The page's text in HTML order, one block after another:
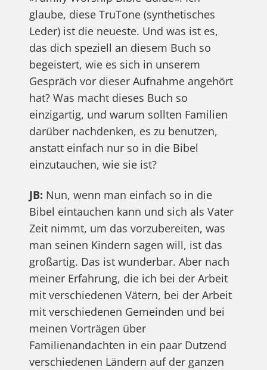
glaube, diese TruTone (synthetisches
Leder) ist die neueste. Und was ist es,
das dich speziell an diesem Buch so
begeistert, wie es sich in unserem
Gespräch vor dieser Aufnahme angehört
hat? Was macht dieses Buch so
einzigartig, und warum sollten Familien
darüber nachdenken, es zu benutzen,
anstatt einfach nur so in die Bibel
einzutauchen, wie sie ist?
JB: Nun, wenn man einfach so in die
Bibel eintauchen kann und sich als Vater
Zeit nimmt, um das vorzubereiten, was
man seinen Kindern sagen will, ist das
großartig. Das ist wunderbar. Aber nach
meiner Erfahrung, die ich bei der Arbeit
mit verschiedenen Vätern, bei der Arbeit
mit verschiedenen Gemeinden und bei
meinen Vorträgen über
Familienandachten in ein paar Dutzend
verschiedenen Ländern auf der ganzen